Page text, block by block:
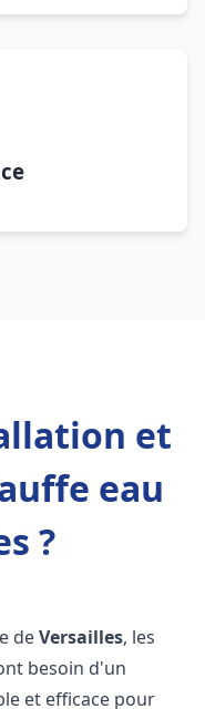
et
eau
?
deVersailles, les
besoin d'un
et efficace pour